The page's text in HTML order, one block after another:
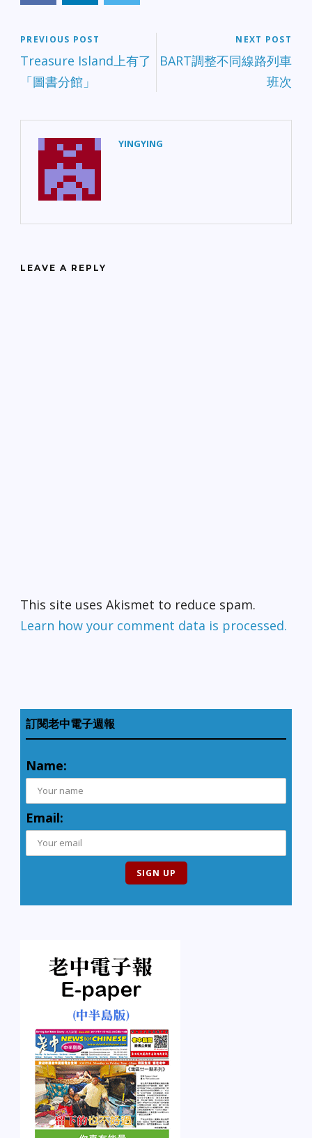
PREVIOUS POST
Treasure Island上有了
「圖書分館」
NEXT POST
BART調整不同線路列車
班次
YINGYING
LEAVE A REPLY
This site uses Akismet to reduce spam.
Learn how your comment data is processed.
訂閱老中電子週報
Name:
Email: